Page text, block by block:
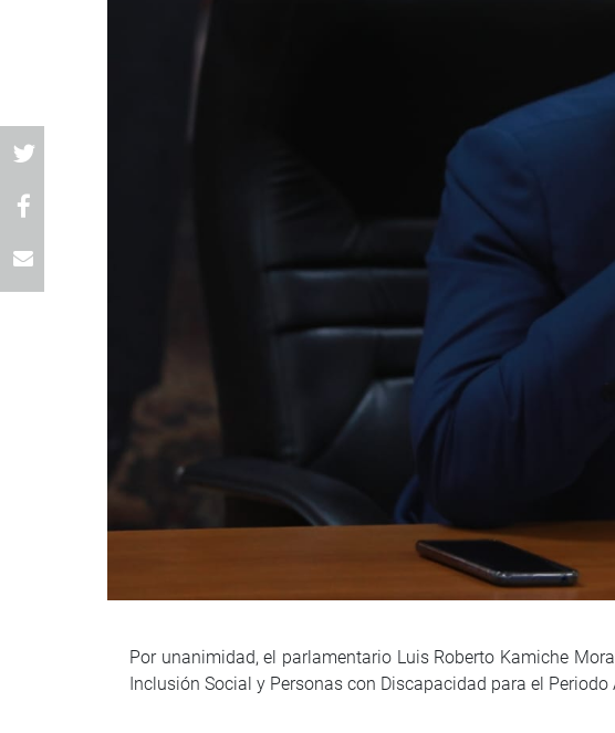
Por unanimidad, el parlamentario Luis Roberto Kamiche
Inclusión Social y Personas con Discapacidad para el